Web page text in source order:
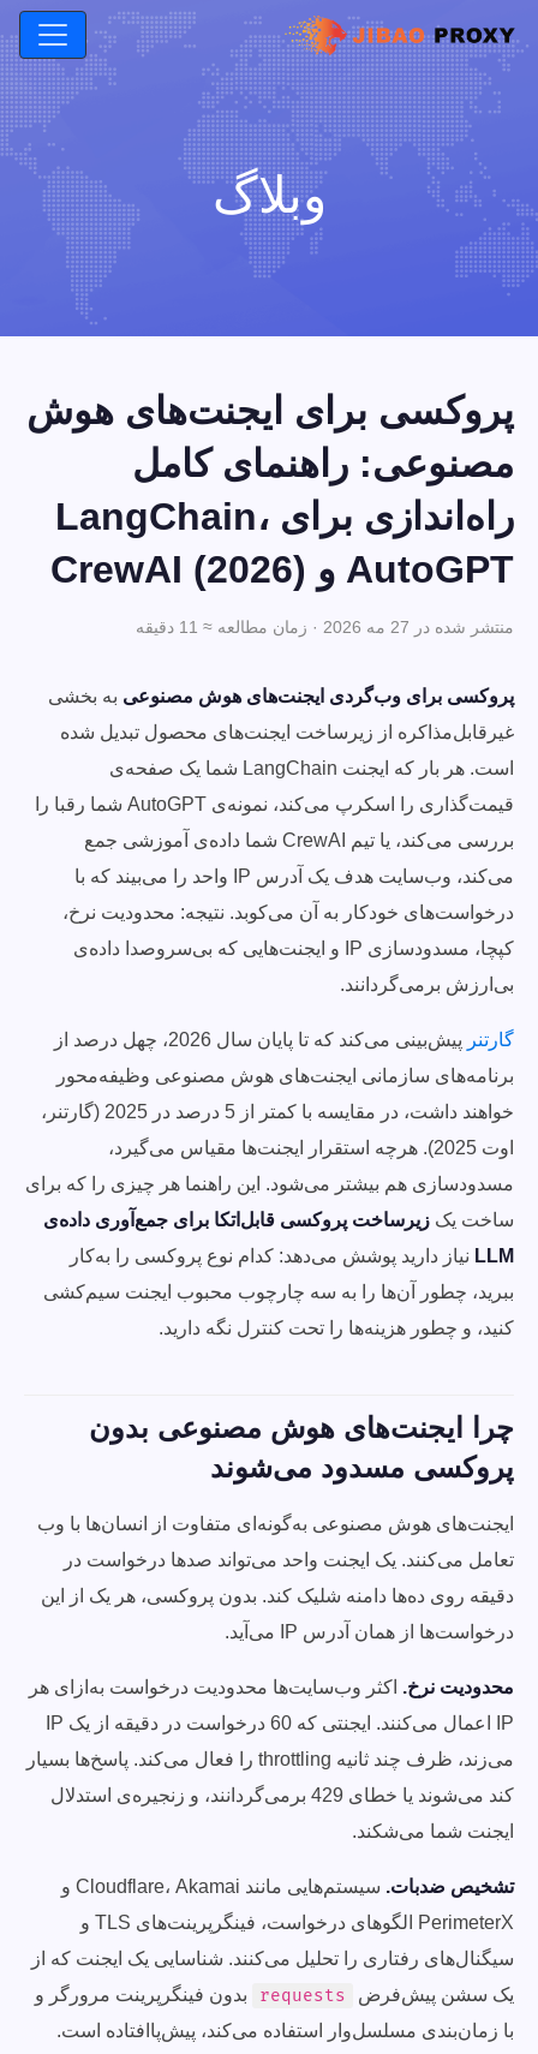
وبلاگ
پروکسی برای ایجنت‌های هوش
مصنوعی: راهنمای کامل
راه‌اندازی برای LangChain،
AutoGPT و CrewAI (2026)
منتشر شده در 27 مه 2026 · زمان مطالعه ≈ 11 دقیقه
پروکسی برای وب‌گردی ایجنت‌های هوش مصنوعی به بخشی
غیرقابل‌مذاکره از زیرساخت ایجنت‌های محصول تبدیل شده
است. هر بار که ایجنت LangChain شما یک صفحه‌ی
قیمت‌گذاری را اسکرپ می‌کند، نمونه‌ی AutoGPT شما رقبا را
بررسی می‌کند، یا تیم CrewAI شما داده‌ی آموزشی جمع
می‌کند، وب‌سایت هدف یک آدرس IP واحد را می‌بیند که با
درخواست‌های خودکار به آن می‌کوبد. نتیجه: محدودیت نرخ،
کپچا، مسدودسازی IP و ایجنت‌هایی که بی‌سروصدا داده‌ی
بی‌ارزش برمی‌گردانند.
گارتنر
پیش‌بینی می‌کند که تا پایان سال 2026، چهل درصد از
برنامه‌های سازمانی ایجنت‌های هوش مصنوعی وظیفه‌محور
خواهند داشت، در مقایسه با کمتر از 5 درصد در 2025 (گارتنر،
اوت 2025). هرچه استقرار ایجنت‌ها مقیاس می‌گیرد،
مسدودسازی هم بیشتر می‌شود. این راهنما هر چیزی را که برای
ساخت یک زیرساخت پروکسی قابل‌اتکا برای جمع‌آوری داده‌ی
LLM نیاز دارید پوشش می‌دهد: کدام نوع پروکسی را به‌کار
ببرید، چطور آن‌ها را به سه چارچوب محبوب ایجنت سیم‌کشی
کنید، و چطور هزینه‌ها را تحت کنترل نگه دارید.
چرا ایجنت‌های هوش مصنوعی بدون
پروکسی مسدود می‌شوند
ایجنت‌های هوش مصنوعی به‌گونه‌ای متفاوت از انسان‌ها با وب
تعامل می‌کنند. یک ایجنت واحد می‌تواند صدها درخواست در
دقیقه روی ده‌ها دامنه شلیک کند. بدون پروکسی، هر یک از این
درخواست‌ها از همان آدرس IP می‌آید.
محدودیت نرخ. اکثر وب‌سایت‌ها محدودیت درخواست به‌ازای هر
IP اعمال می‌کنند. ایجنتی که 60 درخواست در دقیقه از یک IP
می‌زند، ظرف چند ثانیه throttling را فعال می‌کند. پاسخ‌ها بسیار
کند می‌شوند یا خطای 429 برمی‌گردانند، و زنجیره‌ی استدلال
ایجنت شما می‌شکند.
تشخیص ضدبات.
سیستم‌هایی مانند Cloudflare، Akamai و
PerimeterX الگوهای درخواست، فینگرپرینت‌های TLS و
سیگنال‌های رفتاری را تحلیل می‌کنند. شناسایی یک ایجنت که از
یک سشن پیش‌فرض
requests
بدون فینگرپرینت مرورگر و
با زمان‌بندی مسلسل‌وار استفاده می‌کند، پیش‌پاافتاده است.